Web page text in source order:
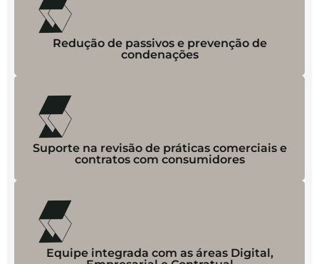
Redução de passivos e prevenção de
condenações
Suporte na revisão de práticas comerciais e
contratos com consumidores
Equipe integrada com as áreas Digital,